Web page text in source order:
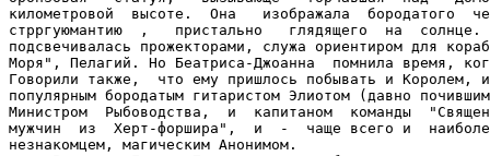
километровой  высоте.  Она   изображала  бородатого
стрргуюмантию  ,   пристально   глядящего  на
подсвечивалась прожекторами, служа ориентиром для
Моря", Пелагий. Но Беатриса-Джоанна  помнила время,
Говорили также,  что ему пришлось побывать и Королем,
популярным бородатым гитаристом Элиотом (давно
Министром  Рыбоводства,  и  капитаном  команды
мужчин  из  Херт-форшира",  и  -  чаще всего и
незнакомцем, магическим Анонимом.